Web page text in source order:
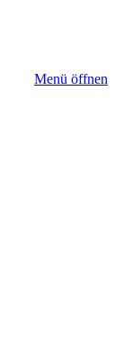
Menü öffnen